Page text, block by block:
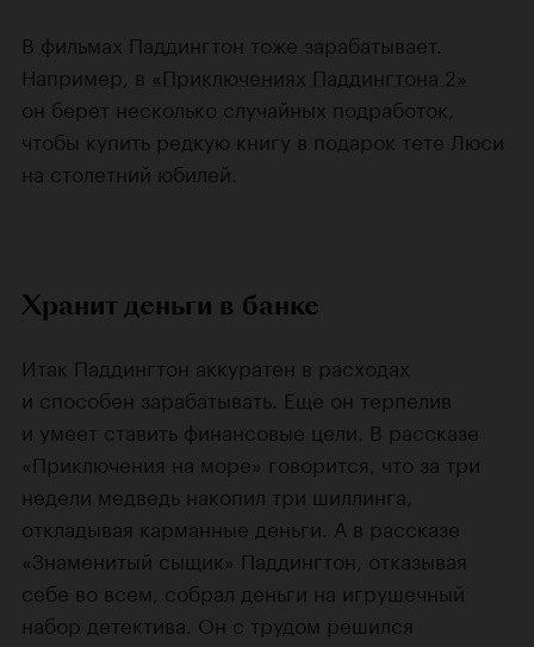
В фильмах Паддингтон тоже зарабатывает.
Например, в «Приключениях Паддингтона 2»
он берет несколько случайных подработок,
чтобы купить редкую книгу в подарок тете Люси
на столетний юбилей.
Хранит деньги в банке
Итак Паддингтон аккуратен в расходах
и способен зарабатывать. Еще он терпелив
и умеет ставить финансовые цели. В рассказе
«Приключения на море» говорится, что за три
недели медведь накопил три шиллинга,
откладывая карманные деньги. А в рассказе
«Знаменитый сыщик» Паддингтон, отказывая
себе во всем, собрал деньги на игрушечный
набор детектива. Он с трудом решился